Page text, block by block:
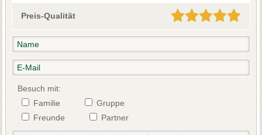
Preis-Qualität
Besuch mit:
Familie
Gruppe
Freunde
Partner